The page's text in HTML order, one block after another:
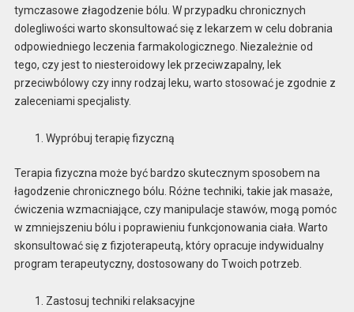
tymczasowe złagodzenie bólu. W przypadku chronicznych
dolegliwości warto skonsultować się z lekarzem w celu dobrania
odpowiedniego leczenia farmakologicznego. Niezależnie od
tego, czy jest to niesteroidowy lek przeciwzapalny, lek
przeciwbólowy czy inny rodzaj leku, warto stosować je zgodnie z
zaleceniami specjalisty.
Wypróbuj terapię fizyczną
Terapia fizyczna może być bardzo skutecznym sposobem na
łagodzenie chronicznego bólu. Różne techniki, takie jak masaże,
ćwiczenia wzmacniające, czy manipulacje stawów, mogą pomóc
w zmniejszeniu bólu i poprawieniu funkcjonowania ciała. Warto
skonsultować się z fizjoterapeutą, który opracuje indywidualny
program terapeutyczny, dostosowany do Twoich potrzeb.
Zastosuj techniki relaksacyjne